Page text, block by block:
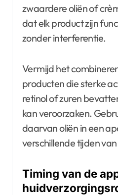
zwaardere oliën of
dat elk product zijn
zonder interferentie.
Vermijd het
producten die sterke
retinol of zuren
kan veroorzaken.
daarvan oliën in een
verschillende tijden
Timing van de